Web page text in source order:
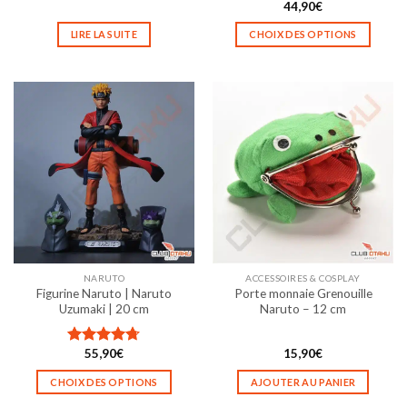
LIRE LA SUITE
44,90€
CHOIX DES OPTIONS
plusieurs
variations.
Les
options
peuvent
être
choisies
page
du
NARUTO
Figurine Naruto | Naruto
Uzumaki | 20 cm
Note4.67
sur 5
55,90€
CHOIX DES OPTIONS
ACCESSOIRES & COSPLAY
Porte monnaie Grenouille
Naruto – 12 cm
15,90€
AJOUTER AU PANIER